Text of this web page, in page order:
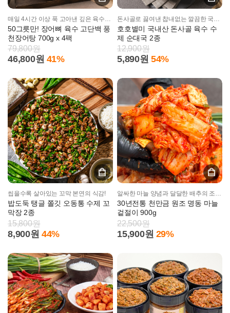
매일 4시간 이상 푹 고아낸 깊은 육수의 맛!
50그릇만! 장어뼈 육수 고단백 풍
천장어탕 700g x 4팩
79,800원
46,800원 41%
돈사골로 끓여낸 찹내없는 깔끔한 국물의 맛
호호별미 국내산 돈사골 육수 수
제 순대국 2종
12,900원
5,890원 54%
씹을수록 살아있는 꼬막 본연의 식감!
밥도둑 탱글 쫄깃 오동통 수제 꼬
막장 2종
15,800원
8,900원 44%
알싸한 마늘 양념과 달달한 배추의 조화!
30년전통 천만금 원조 명동 마늘
겉절이 900g
22,500원
15,900원 29%